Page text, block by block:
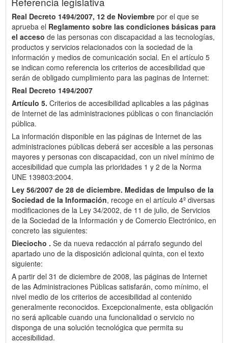
Real Decreto 1494/2007, 12 de Noviembre por el que se
aprueba el Reglamento sobre las condiciones básicas para
el acceso de las personas con discapacidad a las tecnologías,
productos y servicios relacionados con la sociedad de la
información y medios de comunicación social. En el artículo 5
se indican como referencia los criterios de accesibilidad que
serán de obligado cumplimiento para las paginas de Internet:
Real Decreto 1494/2007
Artículo 5. Criterios de accesibilidad aplicables a las páginas
de Internet de las administraciones públicas o con financiación
pública.
La información disponible en las páginas de Internet de las
administraciones públicas deberá ser accesible a las personas
mayores y personas con discapacidad, con un nivel mínimo de
accesibilidad que cumpla las prioridades 1 y 2 de la Norma
UNE 139803:2004.
Ley 56/2007 de 28 de diciembre. Medidas de Impulso de la
Sociedad de la Información, recoge en el artículo 4º diversas
modificaciones de la Ley 34/2002, de 11 de julio, de Servicios
de la Sociedad de la Información y de Comercio Electrónico, en
concreto las siguientes:
Dieciocho . Se da nueva redacción al párrafo segundo del
apartado uno de la disposición adicional quinta, con el texto
siguiente:
A partir del 31 de diciembre de 2008, las páginas de Internet
de las Administraciones Públicas satisfarán, como mínimo, el
nivel medio de los criterios de accesibilidad al contenido
generalmente reconocidos. Excepcionalmente, esta obligación
no será aplicable cuando una funcionalidad o servicio no
disponga de una solución tecnológica que permita su
accesibilidad.